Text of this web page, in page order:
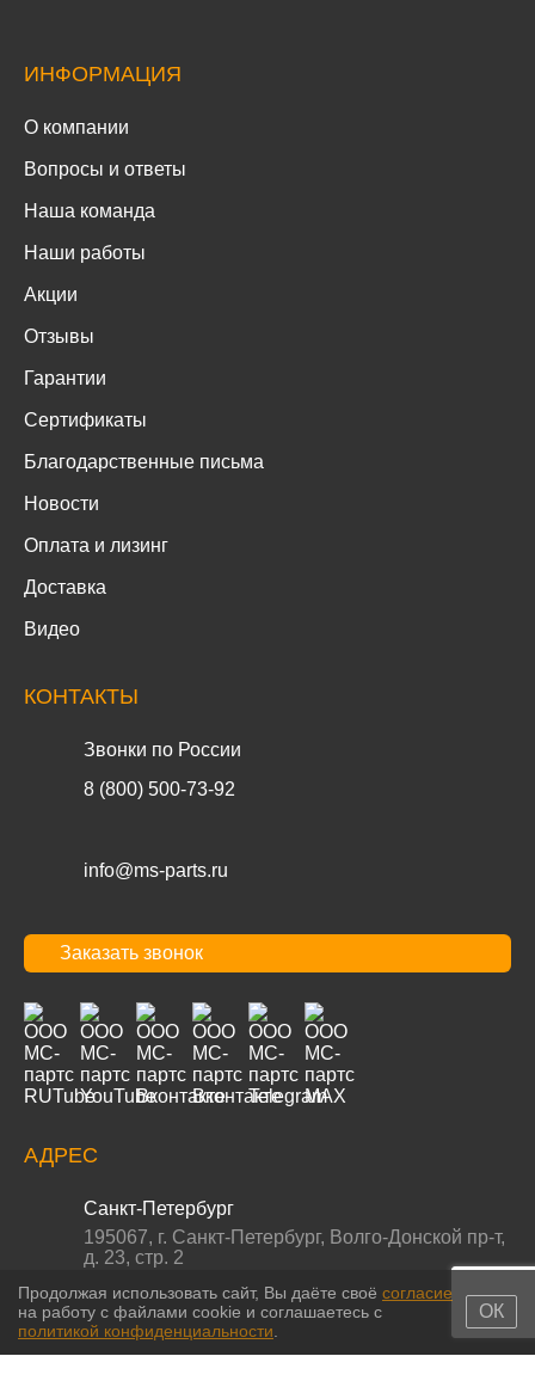
ИНФОРМАЦИЯ
О компании
Вопросы и ответы
Наша команда
Наши работы
Акции
Отзывы
Гарантии
Сертификаты
Благодарственные письма
Новости
Оплата и лизинг
Доставка
Видео
КОНТАКТЫ
Звонки по России
8 (800) 500-73-92
info@ms-parts.ru
Заказать звонок
АДРЕС
Санкт-Петербург
195067, г. Санкт-Петербург, Волго-Донской пр-т,
д. 23, стр. 2
Продолжая использовать сайт, Вы даёте своё согласие
на работу с файлами cookie и соглашаетесь с
политикой конфиденциальности
ОК